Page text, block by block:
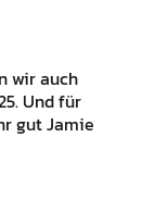
wir auch
Und für
gut Jamie